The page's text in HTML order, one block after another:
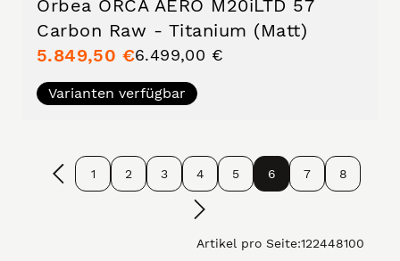
Orbea ORCA AERO M20iLTD 57
Carbon Raw - Titanium (Matt)
5.849,50 €6.499,00 €
Varianten verfügbar
1 2 3 4 5 6 7 8
Artikel pro Seite:122448100